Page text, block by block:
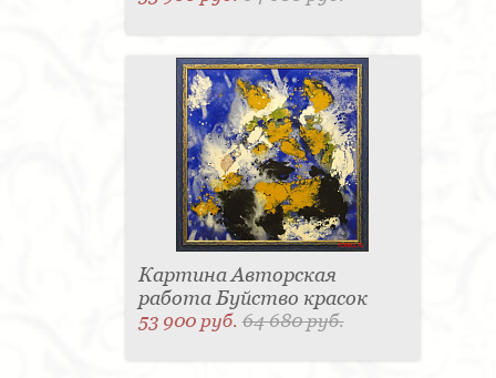
Картина Авторская
работа Буйство красок
53 900 руб.64 680 руб.